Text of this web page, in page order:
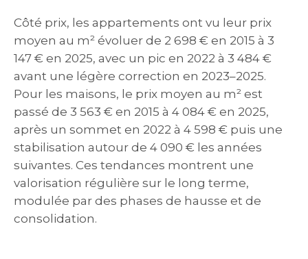
Côté prix, les appartements ont vu leur prix
moyen au m² évoluer de 2 698 € en 2015 à 3
147 € en 2025, avec un pic en 2022 à 3 484 €
avant une légère correction en 2023–2025.
Pour les maisons, le prix moyen au m² est
passé de 3 563 € en 2015 à 4 084 € en 2025,
après un sommet en 2022 à 4 598 € puis une
stabilisation autour de 4 090 € les années
suivantes. Ces tendances montrent une
valorisation régulière sur le long terme,
modulée par des phases de hausse et de
consolidation.